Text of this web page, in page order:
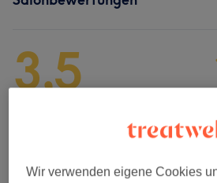
3,5
Wir verwenden eigene Cookies